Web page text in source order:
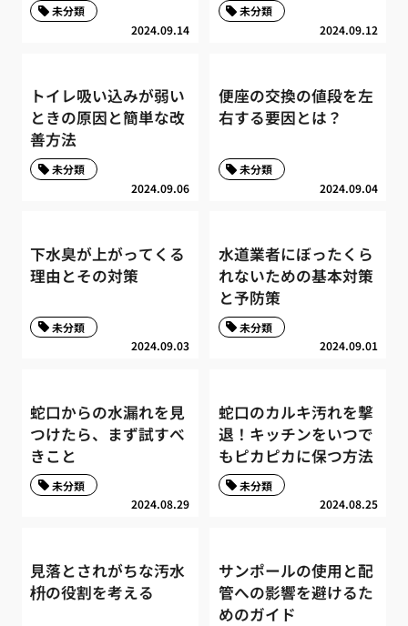
2024.09.14
未分類
2024.09.12
未分類
トイレ吸い込みが弱い
ときの原因と簡単な改
善方法
2024.09.06
未分類
便座の交換の値段を左
右する要因とは？
2024.09.04
未分類
下水臭が上がってくる
理由とその対策
2024.09.03
未分類
水道業者にぼったくら
れないための基本対策
と予防策
2024.09.01
未分類
蛇口からの水漏れを見
つけたら、まず試すべ
きこと
2024.08.29
未分類
蛇口のカルキ汚れを撃
退！キッチンをいつで
もピカピカに保つ方法
2024.08.25
未分類
見落とされがちな汚水
枡の役割を考える
サンポールの使用と配
管への影響を避けるた
めのガイド